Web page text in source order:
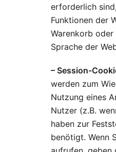
erforderlich
Funktionen der
Warenkorb
Sprache der
– Session-
werden zum
Nutzung eines
Nutzer (z.B.
haben zur
benötigt. Wenn